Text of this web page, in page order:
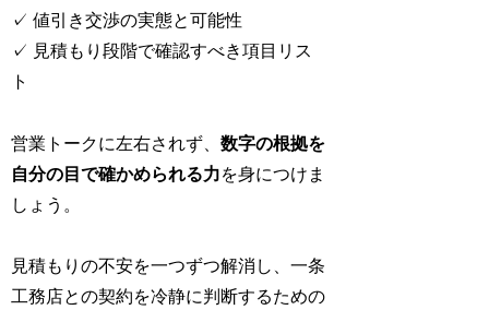
✓ 値引き交渉の実態と可能性
✓ 見積もり段階で確認すべき項目リス
ト
営業トークに左右されず、数字の根拠を
自分の目で確かめられる力を身につけま
しょう。
見積もりの不安を一つずつ解消し、一条
工務店との契約を冷静に判断するための